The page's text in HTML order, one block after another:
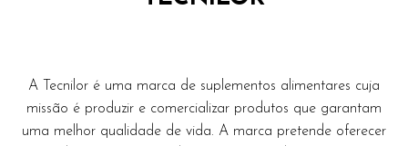
A Tecnilor é uma marca de suplementos alimentares cuja
missão é produzir e comercializar produtos que garantam
uma melhor qualidade de vida. A marca pretende oferecer